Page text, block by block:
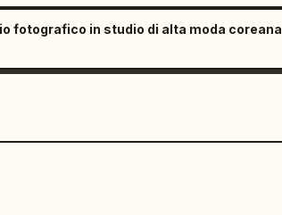
fotografico in studio di alta moda coreana